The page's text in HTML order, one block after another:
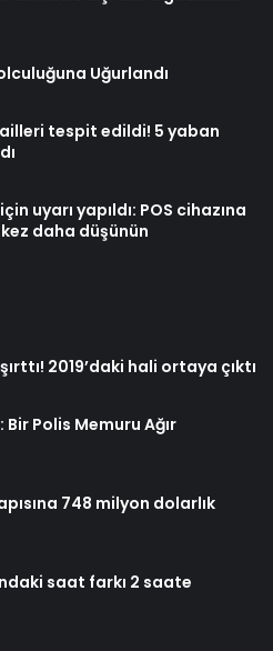
Uğurlandı
tespit edildi! 5 yaban
uyarı yapıldı: POS cihazına
daha düşünün
2019’daki hali ortaya çıktı
Polis Memuru Ağır
748 milyon dolarlık
saat farkı 2 saate